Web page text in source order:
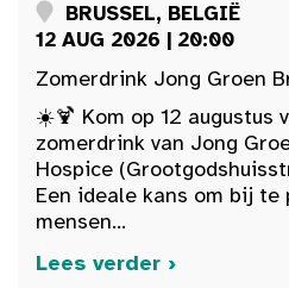
BRUSSEL, BELGIË
12 AUG 2026 | 20:00
Zomerdrink Jong Groen
☀️🍹 Kom op 12 augustus
zomerdrink van Jong
Hospice
Een ideale kans om bij te
mensen...
Lees verder ›